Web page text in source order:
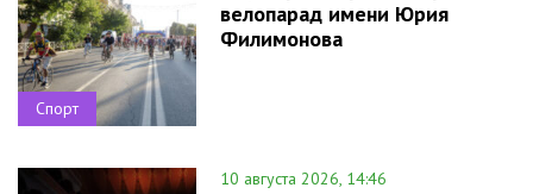
Спорт
велопарад имени Юрия
Филимонова
10 августа 2026, 14:46